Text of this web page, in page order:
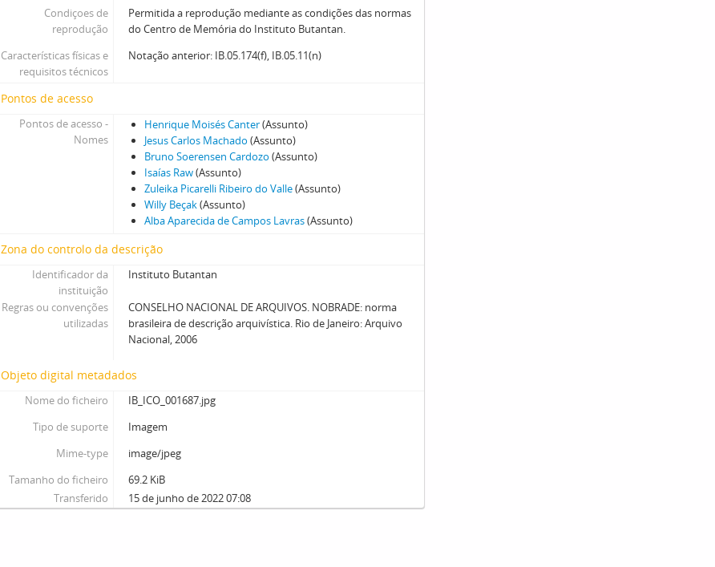
Condiçoes de
reprodução
Permitida a reprodução mediante as condições das normas
do Centro de Memória do Instituto Butantan.
Características físicas e
requisitos técnicos
Notação anterior: IB.05.174(f), IB.05.11(n)
Pontos de acesso
Pontos de acesso -
Nomes
Henrique Moisés Canter(Assunto)
Jesus Carlos Machado (Assunto)
Bruno Soerensen Cardozo (Assunto)
Isaías Raw(Assunto)
Zuleika Picarelli Ribeiro do Valle(Assunto)
Willy Beçak(Assunto)
Alba Aparecida de Campos Lavras(Assunto)
Zona do controlo da descrição
Identificador da
instituição
Instituto Butantan
Regras ou convenções
utilizadas
CONSELHO NACIONAL DE ARQUIVOS. NOBRADE: norma
brasileira de descrição arquivística. Rio de Janeiro: Arquivo
Nacional, 2006
Objeto digital metadados
Nome do ficheiro
IB_ICO_001687.jpg
Tipo de suporte
Imagem
Mime-type
image/jpeg
Tamanho do ficheiro
69.2 KiB
Transferido
15 de junho de 2022 07:08